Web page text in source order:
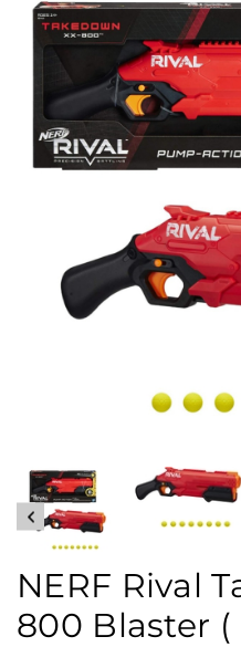
NERF Rival
800 Blaster (